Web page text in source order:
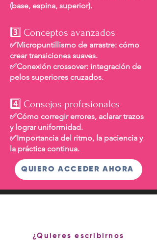
(base, espina, superior).
3️⃣ Conceptos avanzados
✅Micropuntillismo de arrastre: cómo
crear transiciones suaves.
✅Conexión crossover: integración de
pelos superiores cruzados.
4️⃣ Consejos profesionales
✅Cómo corregir errores, aclarar trazos
y lograr uniformidad.
✅Importancia del ritmo, la paciencia y
la práctica continua.
QUIERO ACCEDER AHORA
¿Quieres escribirnos